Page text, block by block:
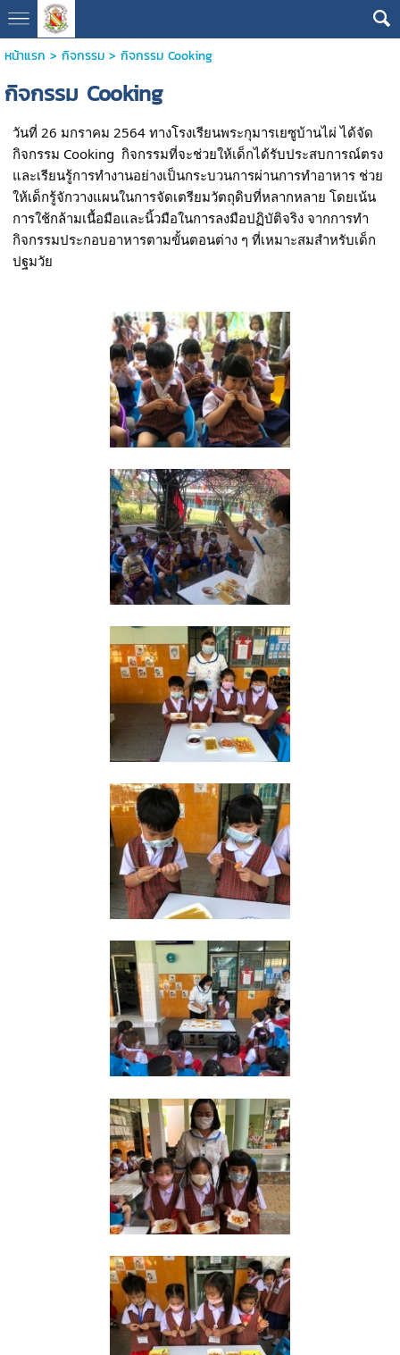
หน้าแรก > กิจกรรม> กิจกรรม Cooking
กิจกรรม Cooking
วันที่ 26 มกราคม 2564 ทางโรงเรียนพระกุมารเยซูบ้านไผ่ ได้จัด
กิจกรรม Cooking  กิจกรรมที่จะช่วยให้เด็กได้รับประสบการณ์ตรง
และเรียนรู้การทำงานอย่างเป็นกระบวนการผ่านการทำอาหาร ช่วย
ให้เด็กรู้จักวางแผนในการจัดเตรียมวัตถุดิบที่หลากหลาย โดยเน้น
การใช้กล้ามเนื้อมือและนิ้วมือในการลงมือปฏิบัติจริง จากการทำ
กิจกรรมประกอบอาหารตามขั้นตอนต่าง ๆ ที่เหมาะสมสำหรับเด็ก
ปฐมวัย